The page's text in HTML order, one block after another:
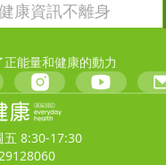
能量和健康的動力
五 8:30-17:30